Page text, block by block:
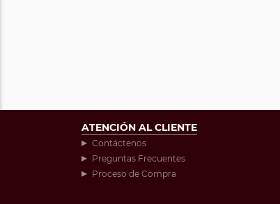
ATENCIÓN AL CLIENTE
Contáctenos
Preguntas Frecuentes
Proceso de Compra